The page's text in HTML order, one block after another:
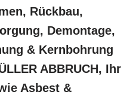
Rückbau,
Demontage,
& Kernbohrung
ABBRUCH, Ihr
Asbest &